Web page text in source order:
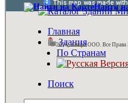
Главная
Здания
По Странам
Поиск
© 2026, Камфи ООО. Все Права
Найти